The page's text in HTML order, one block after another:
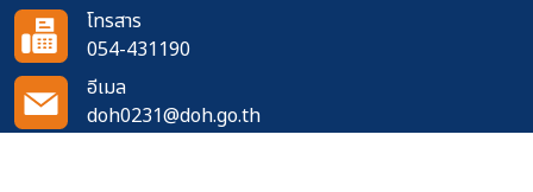
โทรสาร
054-431190
อีเมล
doh0231@doh.go.th